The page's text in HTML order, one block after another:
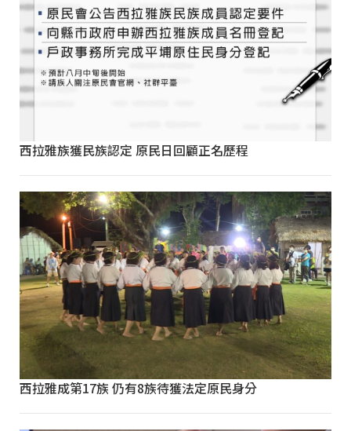
西拉雅族獲民族認定 原民日回顧正名歷程
西拉雅成第17族 仍有8族待獲法定原民身分